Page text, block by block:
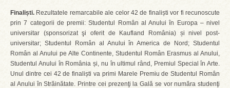
Finaliști. Rezultatele remarcabile ale celor 42 de finaliști vor fi recunoscute
prin 7 categorii de premii: Studentul Român al Anului în Europa – nivel
universitar (sponsorizat şi oferit de Kaufland România) și nivel post-
universitar; Studentul Român al Anului în America de Nord; Studentul
Român al Anului pe Alte Continente, Studentul Român Erasmus al Anului,
Studentul Anului în România și, nu în ultimul rând, Premiul Special în Arte.
Unul dintre cei 42 de finaliști va primi Marele Premiu de Studentul Român
al Anului în Străinătate. Printre cei prezenţi la Gală se vor număra studenţi